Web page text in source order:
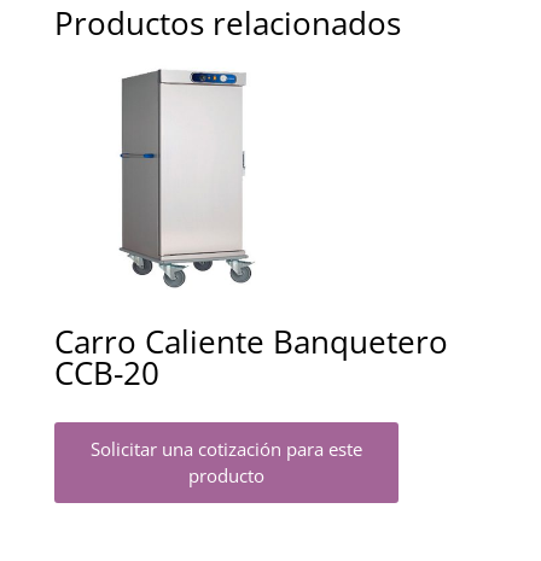
Productos relacionados
Carro Caliente Banquetero
CCB-20
Solicitar una cotización para este
producto